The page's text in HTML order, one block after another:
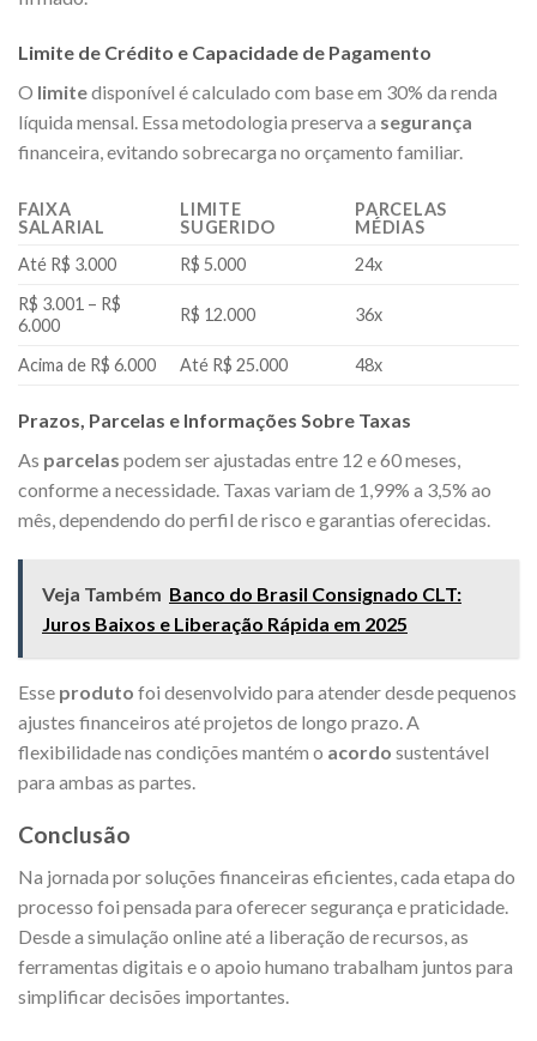
Limite de Crédito e Capacidade de Pagamento
O limitedisponível é calculado com base em 30% da renda
líquida mensal. Essa metodologia preserva a segurança
financeira, evitando sobrecarga no orçamento familiar.
FAIXA
SALARIAL
LIMITE
SUGERIDO
PARCELAS
MÉDIAS
Até R$ 3.000
R$ 5.000
24x
R$ 3.001 – R$
6.000
R$ 12.000 36x
Acima de R$ 6.000 Até R$ 25.000 48x
Prazos, Parcelas e Informações Sobre Taxas
As parcelas podem ser ajustadas entre 12 e 60 meses,
conforme a necessidade. Taxas variam de 1,99% a 3,5% ao
mês, dependendo do perfil de risco e garantias oferecidas.
Veja Também Banco do Brasil Consignado CLT:
Juros Baixos e Liberação Rápida em 2025
Esse produto foi desenvolvido para atender desde pequenos
ajustes financeiros até projetos de longo prazo. A
flexibilidade nas condições mantém o acordo sustentável
para ambas as partes.
Conclusão
Na jornada por soluções financeiras eficientes, cada etapa do
processo foi pensada para oferecer segurança e praticidade.
Desde a simulação online até a liberação de recursos, as
ferramentas digitais e o apoio humano trabalham juntos para
simplificar decisões importantes.